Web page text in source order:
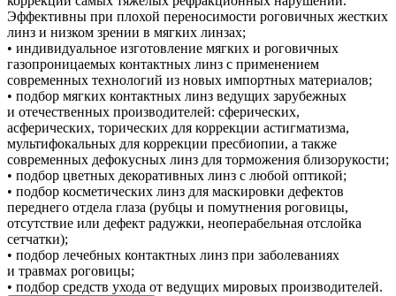
Эффективны при плохой переносимости роговичных жестких
линз и низком зрении в мягких линзах;
• индивидуальное изготовление мягких и роговичных
газопроницаемых контактных линз с применением
современных технологий из новых импортных материалов;
• подбор мягких контактных линз ведущих зарубежных
и отечественных производителей: сферических,
асферических, торических для коррекции астигматизма,
мультифокальных для коррекции пресбиопии, а также
современных дефокусных линз для торможения близорукости;
• подбор цветных декоративных линз с любой оптикой;
• подбор косметических линз для маскировки дефектов
переднего отдела глаза (рубцы и помутнения роговицы,
отсутствие или дефект радужки, неоперабельная отслойка
сетчатки);
• подбор лечебных контактных линз при заболеваниях
и травмах роговицы;
• подбор средств ухода от ведущих мировых производителей.